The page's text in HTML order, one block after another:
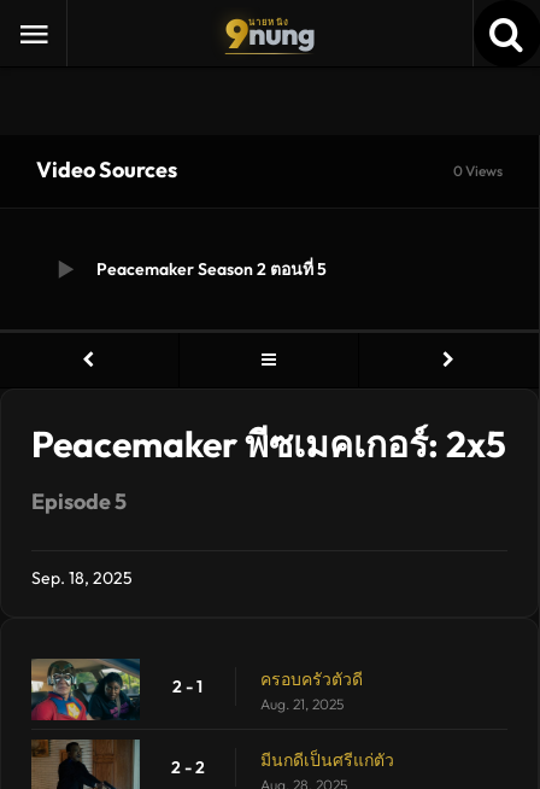
9นายหนัง
nung
Video Sources 0 Views
Peacemaker Season 2 ตอนที่ 5
Peacemaker พีซเมคเกอร์: 2x5
Episode 5
Sep. 18, 2025
2 - 1 ครอบครัวตัวดี
Aug. 21, 2025
2 - 2 มีนกดีเป็นศรีแก่ตัว
Aug. 28, 2025